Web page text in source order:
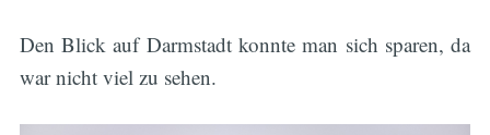
Den Blick auf Darmstadt konnte man sich sparen, da
war nicht viel zu sehen.